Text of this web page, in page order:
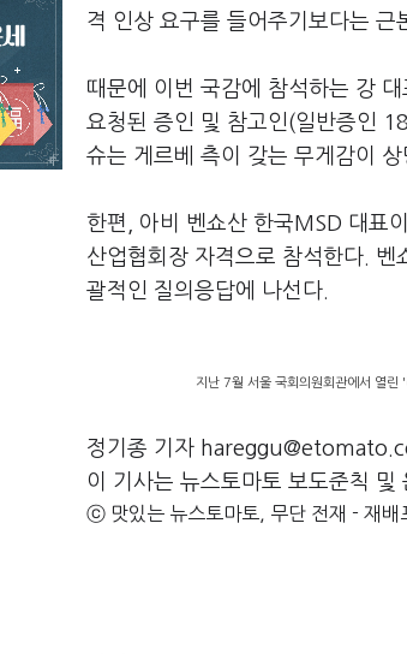
격 인상 요구를 들어주기보다는 근
때문에 이번 국감에 참석하는 강
요청된 증인 및 참고인(일반증인
슈는 게르베 측이 갖는 무게감이
한편, 아비 벤쇼산 한국MSD 대표
산업협회장 자격으로 참석한다.
괄적인 질의응답에 나선다.
지난 7월 서울 국회의원회관에서 열린
정기종 기자
이 기사는 뉴스토마토 보도준칙 및
ⓒ 맛있는 뉴스토마토, 무단 전재 - 재배